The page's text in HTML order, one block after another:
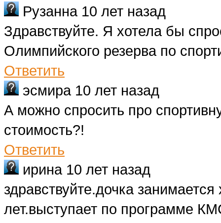
Рузанна 10 лет назад
Здравствуйте. Я хотела бы
Олимпийского резерва по
Ответить
эсмира 10 лет назад
А можно спросить про
стоимость?!
Ответить
ирина 10 лет назад
здравствуйте.дочка
лет.выступает по программе